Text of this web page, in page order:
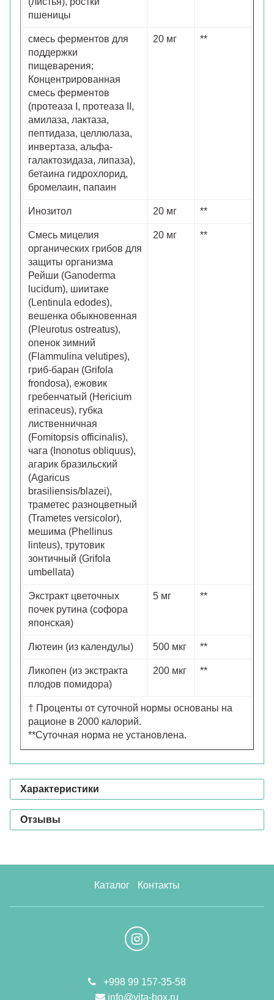
пшеницы
смесь ферментов для
поддержки
пищеварения;
Концентрированная
смесь ферментов
(протеаза I, протеаза II,
амилаза, лактаза,
пептидаза, целлюлаза,
инвертаза, альфа-
галактозидаза, липаза),
бетаина гидрохлорид,
бромелаин, папаин
20 мг **
Инозитол 20 мг **
Смесь мицелия
органических грибов для
защиты организма
Рейши (Ganoderma
lucidum), шиитаке
(Lentinula edodes),
вешенка обыкновенная
(Pleurotus ostreatus),
опенок зимний
(Flammulina velutipes),
гриб-баран (Grifola
frondosa), ежовик
гребенчатый (Hericium
erinaceus), губка
лиственничная
(Fomitopsis officinalis),
чага (Inonotus obliquus),
агарик бразильский
(Agaricus
brasiliensis/blazei),
траметес разноцветный
(Trametes versicolor),
мешима (Phellinus
linteus), трутовик
зонтичный (Grifola
umbellata)
20 мг **
Экстракт цветочных
почек рутина (софора
японская)
5 мг **
Лютеин (из календулы) 500 мкг **
Ликопен (из экстракта
плодов помидора)
200 мкг **
† Проценты от суточной нормы основаны на
рационе в 2000 калорий.
**Суточная норма не установлена.
Характеристики
Отзывы
Каталог Контакты
+998 99 157-35-58
info@vita-box.ru